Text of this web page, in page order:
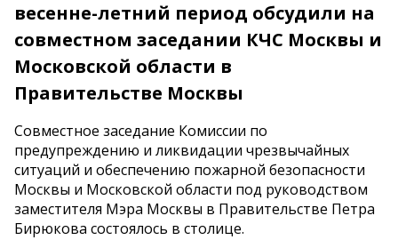
весенне-летний период обсудили на
совместном заседании КЧС Москвы и
Московской области в
Правительстве Москвы
Совместное заседание Комиссии по
предупреждению и ликвидации чрезвычайных
ситуаций и обеспечению пожарной безопасности
Москвы и Московской области под руководством
заместителя Мэра Москвы в Правительстве Петра
Бирюкова состоялось в столице.